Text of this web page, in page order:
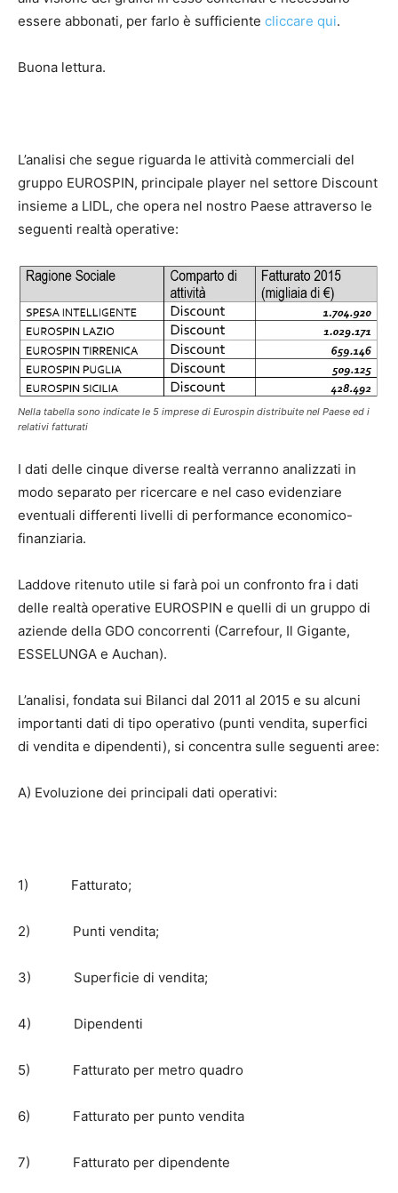
essere abbonati, per farlo è sufficiente cliccare qui.
Buona lettura.
L’analisi che segue riguarda le attività commerciali del
gruppo EUROSPIN, principale player nel settore Discount
insieme a LIDL, che opera nel nostro Paese attraverso le
seguenti realtà operative:
Nella tabella sono indicate le 5 imprese di Eurospin distribuite nel Paese ed i
relativi fatturati
I dati delle cinque diverse realtà verranno analizzati in
modo separato per ricercare e nel caso evidenziare
eventuali differenti livelli di performance economico-
finanziaria.
Laddove ritenuto utile si farà poi un confronto fra i dati
delle realtà operative EUROSPIN e quelli di un gruppo di
aziende della GDO concorrenti (Carrefour, Il Gigante,
ESSELUNGA e Auchan).
L’analisi, fondata sui Bilanci dal 2011 al 2015 e su alcuni
importanti dati di tipo operativo (punti vendita, superfici
di vendita e dipendenti), si concentra sulle seguenti aree:
A) Evoluzione dei principali dati operativi:
1) Fatturato;
2) Punti vendita;
3) Superficie di vendita;
4) Dipendenti
5) Fatturato per metro quadro
6) Fatturato per punto vendita
7) Fatturato per dipendente